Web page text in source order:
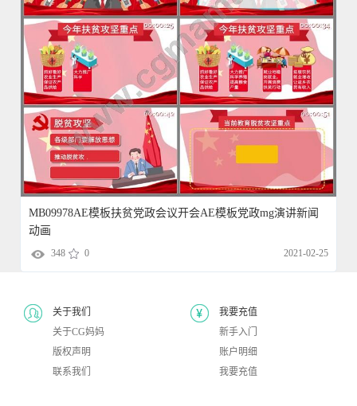
MB09978AE模板扶贫党政会议开会AE模板党政mg演讲新闻
动画
348 0 2021-02-25
关于我们
关于CG妈妈
版权声明
联系我们
我要充值
新手入门
账户明细
我要充值